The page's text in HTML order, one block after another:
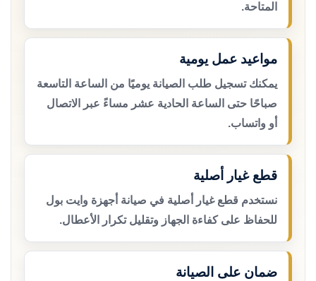
المتاحة.
مواعيد عمل يومية
يمكنك تسجيل طلب الصيانة يوميًا من الساعة التاسعة
صباحًا حتى الساعة الحادية عشر مساءً عبر الاتصال
أو واتساب.
قطع غيار أصلية
نستخدم قطع غيار أصلية في صيانة أجهزة وايت بول
للحفاظ على كفاءة الجهاز وتقليل تكرار الأعطال.
ضمان على الصيانة